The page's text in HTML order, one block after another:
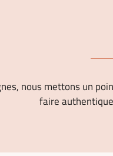
nous mettons un
faire